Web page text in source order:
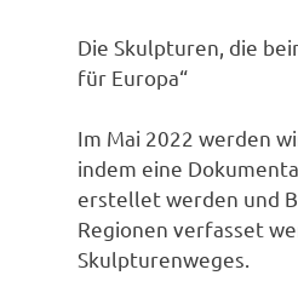
Die Skulpturen, die
für Europa“
Im Mai 2022 werden
indem eine
erstellet werden und
Regionen verfasset
Skulpturenweges.